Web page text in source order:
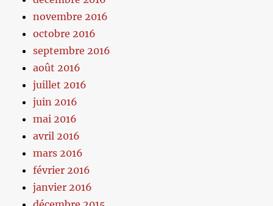
novembre 2016
octobre 2016
septembre 2016
août 2016
juillet 2016
juin 2016
mai 2016
avril 2016
mars 2016
février 2016
janvier 2016